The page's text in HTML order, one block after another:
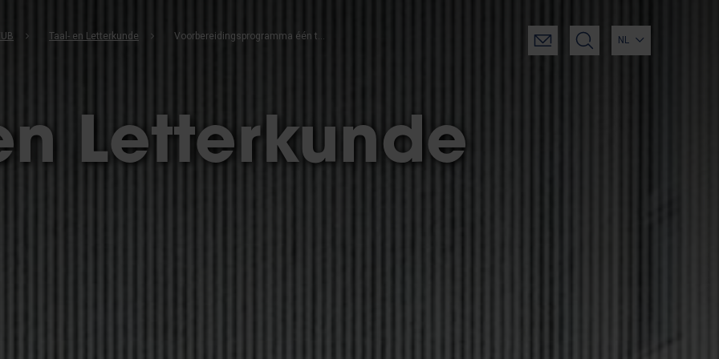
Taal- en Letterkunde NL
Letterkunde